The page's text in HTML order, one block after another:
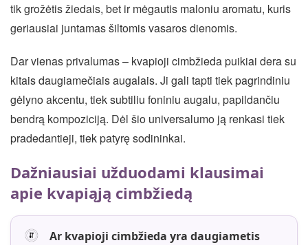
tik grožėtis žiedais, bet ir mėgautis maloniu aromatu, kuris
geriausiai juntamas šiltomis vasaros dienomis.
Dar vienas privalumas – kvapioji cimbžieda puikiai dera su
kitais daugiamečiais augalais. Ji gali tapti tiek pagrindiniu
gėlyno akcentu, tiek subtiliu foniniu augalu, papildančiu
bendrą kompoziciją. Dėl šio universalumo ją renkasi tiek
pradedantieji, tiek patyrę sodininkai.
Dažniausiai užduodami klausimai
apie kvapiąją cimbžiedą
Ar kvapioji cimbžieda yra daugiametis